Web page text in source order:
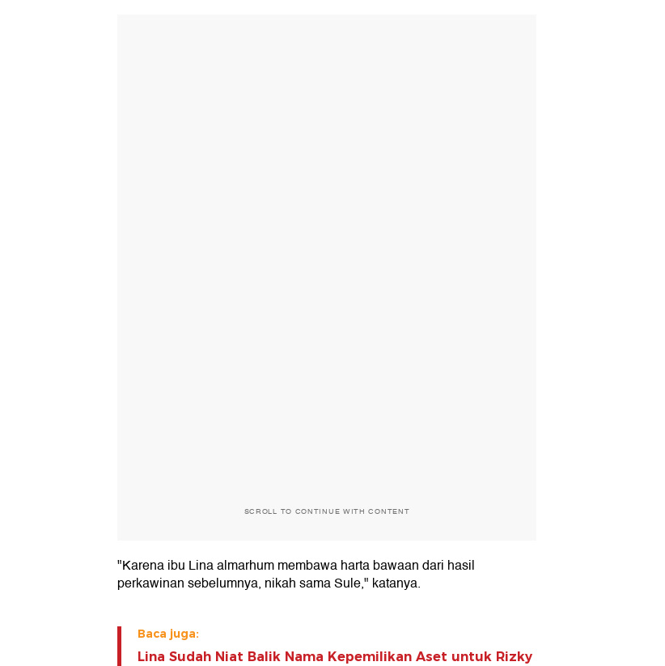
SCROLL TO CONTINUE WITH CONTENT
"Karena ibu Lina almarhum membawa harta bawaan dari hasil
perkawinan sebelumnya, nikah sama Sule," katanya.
Baca juga:
Lina Sudah Niat Balik Nama Kepemilikan Aset untuk Rizky